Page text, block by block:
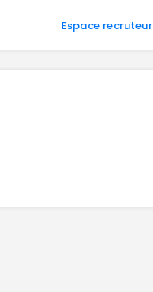
Espace recruteur